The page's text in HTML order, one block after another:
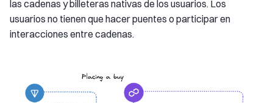
las cadenas y billeteras nativas de los usuarios. Los
usuarios no tienen que hacer puentes o participar en
interacciones entre cadenas.